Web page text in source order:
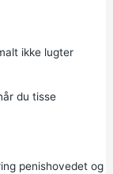
ikke lugter
du tisse
penishovedet og